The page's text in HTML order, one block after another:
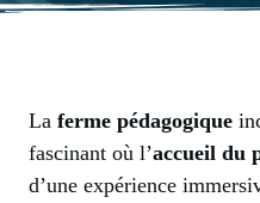
La ferme pédagogique
fascinant où l’accueil du
d’une expérience